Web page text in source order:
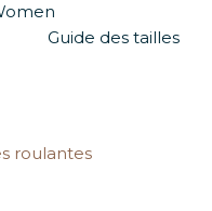
Guide des tailles
roulantes